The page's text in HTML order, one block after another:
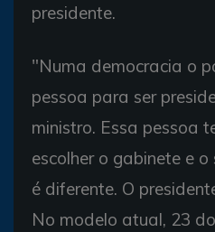
presidente.
"Numa democracia o
pessoa para ser
ministro. Essa pessoa
escolher o gabinete e
é diferente. O
No modelo atual, 23